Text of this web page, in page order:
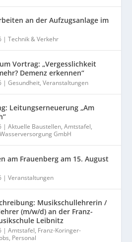
an der Aufzugsanlage im
|Technik & Verkehr
Vortrag: „Vergesslichkeit
Demenz erkennen“
|Gesundheit,Veranstaltungen
Leitungserneuerung „Am
|Aktuelle Baustellen,Amtstafel,
GmbH
am Frauenberg am 15. August
|Veranstaltungen
Musikschullehrerin /
(m/w/d) an der Franz-
Leibnitz
|Amtstafel, Franz-Koringer-
, Personal